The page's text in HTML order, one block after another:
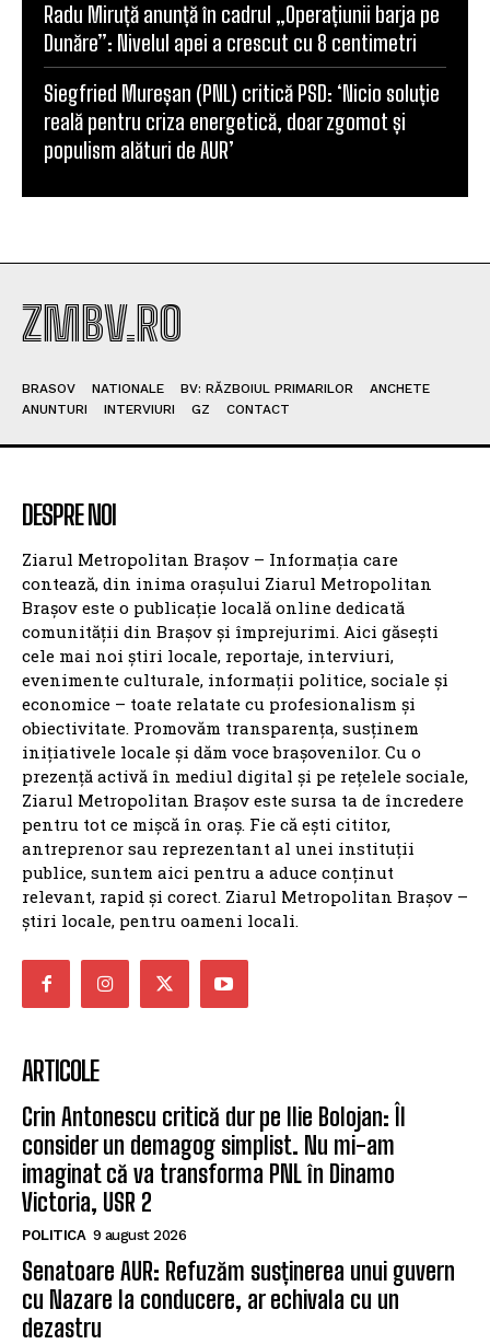
Radu Miruță anunță în cadrul „Operațiunii barja pe
Dunăre”: Nivelul apei a crescut cu 8 centimetri
Siegfried Mureșan (PNL) critică PSD: ‘Nicio soluție
reală pentru criza energetică, doar zgomot și
populism alături de AUR’
ZMBV.RO
BRASOV NATIONALE BV: RĂZBOIUL PRIMARILOR
ANCHETE
ANUNTURI
INTERVIURI GZ CONTACT
DESPRE NOI
Ziarul Metropolitan Brașov – Informația care
contează, din inima orașului Ziarul Metropolitan
Brașov este o publicație locală online dedicată
comunității din Brașov și împrejurimi. Aici găsești
cele mai noi știri locale, reportaje, interviuri,
evenimente culturale, informații politice, sociale și
economice – toate relatate cu profesionalism și
obiectivitate. Promovăm transparența, susținem
inițiativele locale și dăm voce brașovenilor. Cu o
prezență activă în mediul digital și pe rețelele sociale,
Ziarul Metropolitan Brașov este sursa ta de încredere
pentru tot ce mișcă în oraș. Fie că ești cititor,
antreprenor sau reprezentant al unei instituții
publice, suntem aici pentru a aduce conținut
relevant, rapid și corect. Ziarul Metropolitan Brașov –
știri locale, pentru oameni locali.
ARTICOLE
Crin Antonescu critică dur pe Ilie Bolojan: Îl
consider un demagog simplist. Nu mi-am
imaginat că va transforma PNL în Dinamo
Victoria, USR 2
POLITICA 9 august 2026
Senatoare AUR: Refuzăm susținerea unui guvern
cu Nazare la conducere, ar echivala cu un
dezastru